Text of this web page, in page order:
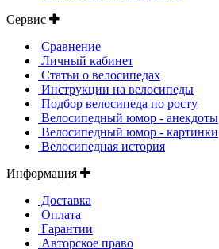
Сервис
Сравнение
Личный кабинет
Статьи о велосипедах
Инструкции на велосипеды
Подбор велосипеда по росту
Велосипедный юмор - анекдоты
Велосипедный юмор - картинки
Велосипедная история
Информация
Доставка
Оплата
Гарантии
Авторское право